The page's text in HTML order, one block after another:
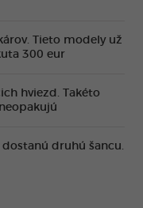
Tieto modely už
300 eur
hviezd. Takéto
druhú šancu.